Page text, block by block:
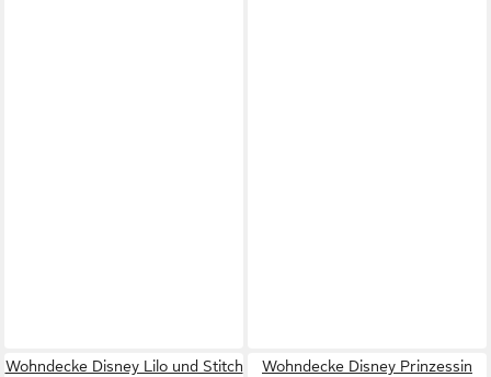
Wohndecke Disney Lilo und Stitch
Wohndecke Disney Prinzessin